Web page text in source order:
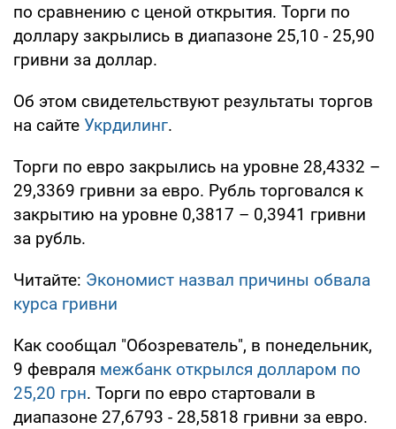
по сравнению с ценой открытия. Торги по
доллару закрылись в диапазоне 25,10 - 25,90
гривни за доллар.
Об этом свидетельствуют результаты торгов
на сайте Укрдилинг.
Торги по евро закрылись на уровне 28,4332 –
29,3369 гривни за евро. Рубль торговался к
закрытию на уровне 0,3817 – 0,3941 гривни
за рубль.
Читайте: Экономист назвал причины обвала
курса гривни
Как сообщал "Обозреватель", в понедельник,
9 февраля межбанк открылся долларом по
25,20 грн. Торги по евро стартовали в
диапазоне 27,6793 - 28,5818 гривни за евро.